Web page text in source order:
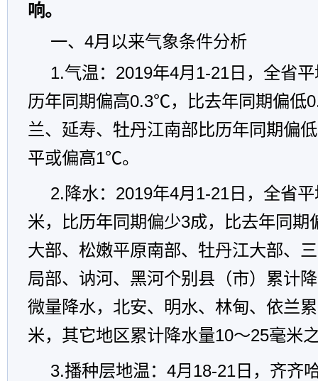
响。
一、4月以来气象条件分析
1.气温：2019年4月1-21日，全省
历年同期偏高0.3℃，比去年同期偏低
兰、延寿、牡丹江南部比历年同期偏
平或偏高1℃。
2.降水：2019年4月1-21日，全省
米，比历年同期偏少3成，比去年同期
大部、松嫩平原南部、牡丹江大部、
局部、讷河、黑河个别县（市）累计
微量降水，北安、明水、林甸、依兰
米，其它地区累计降水量10～25毫米
3.播种层地温：4月18-21日，齐齐